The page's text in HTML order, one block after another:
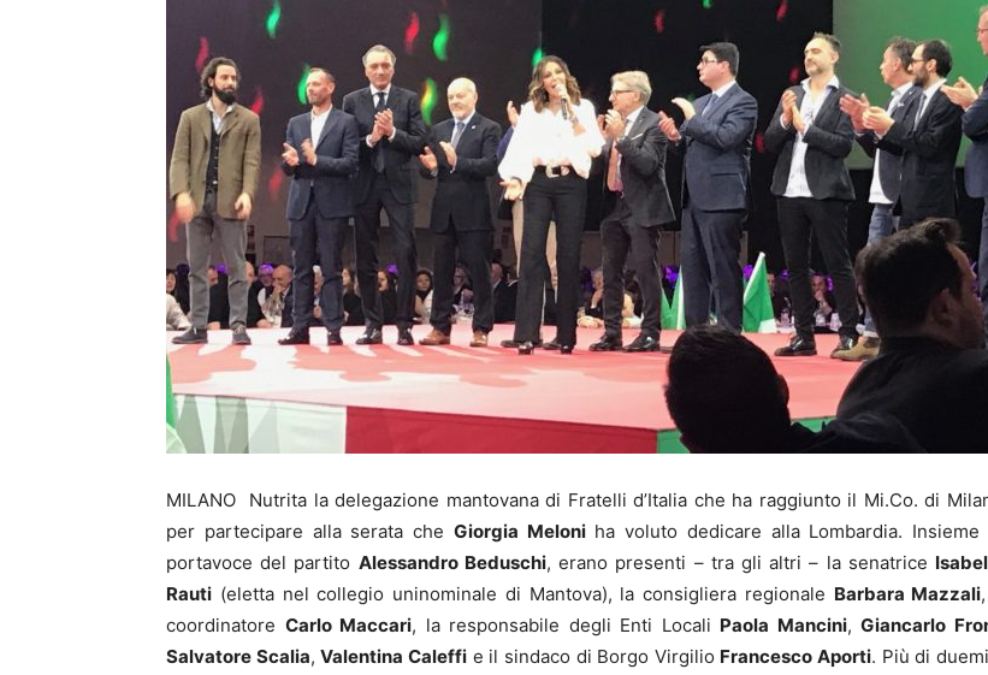
MILANO Nutrita la delegazione mantovana di Fratelli d’Italia che ha raggiunto il Mi.Co. di
per partecipare alla serata che Giorgia Meloniha voluto dedicare alla Lombardia. Insieme
portavoce del partito Alessandro Beduschi, erano presenti – tra gli altri – la senatrice
Rauti (eletta nel collegio uninominale di Mantova), la consigliera regionale Barbara Mazzali
coordinatore Carlo Maccari, la responsabile degli Enti Locali Paola Mancini,Giancarlo
Salvatore Scalia,Valentina Caleffie il sindaco di Borgo Virgilio Francesco Aporti. Più di